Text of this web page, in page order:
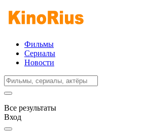
Фильмы
Сериалы
Новости
Все результаты
Вход